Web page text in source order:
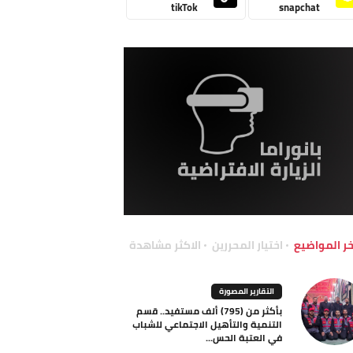
snapchat
tikTok
المواضيع اختيار المحررين الاكثر مشاهدة
التقارير المصورة
بأكثر من (795) ألف مستفيد.. قسم
التنمية والتأهيل الاجتماعي للشباب
في العتبة الحس...